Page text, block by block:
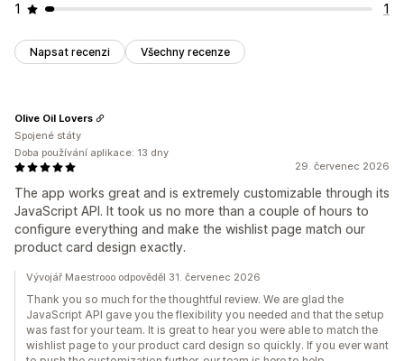
1
1
Napsat recenzi Všechny recenze
29. červenec 2026
The app works great and is extremely customizable through its
JavaScript API. It took us no more than a couple of hours to
configure everything and make the wishlist page match our
product card design exactly.
Olive Oil Lovers
Spojené státy
Doba používání aplikace: 13 dny
Vývojář Maestrooo odpověděl 31. červenec 2026
Thank you so much for the thoughtful review. We are glad the
JavaScript API gave you the flexibility you needed and that the setup
was fast for your team. It is great to hear you were able to match the
wishlist page to your product card design so quickly. If you ever want